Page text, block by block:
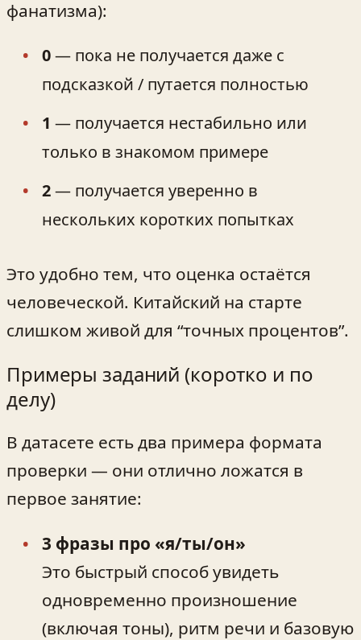
фанатизма):
0— пока не получается даже с
подсказкой / путается полностью
1 — получается нестабильно или
только в знакомом примере
2— получается уверенно в
нескольких коротких попытках
Это удобно тем, что оценка остаётся
человеческой. Китайский на старте
слишком живой для “точных процентов”.
Примеры заданий (коротко и по
делу)
В датасете есть два примера формата
проверки — они отлично ложатся в
первое занятие:
3 фразы про «я/ты/он»
Это быстрый способ увидеть
одновременно произношение
(включая тоны), ритм речи и базовую